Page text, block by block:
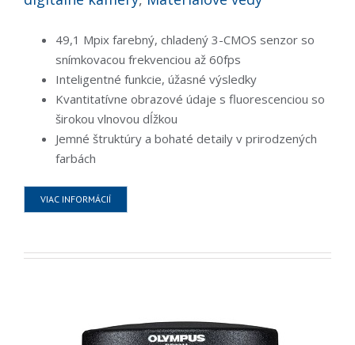
49,1 Mpix farebný, chladený 3-CMOS senzor so
snímkovacou frekvenciou až 60fps
Inteligentné funkcie, úžasné výsledky
Kvantitatívne obrazové údaje s fluorescenciou so
širokou vlnovou dĺžkou
Jemné štruktúry a bohaté detaily v prirodzených
farbách
VIAC INFORMÁCIÍ